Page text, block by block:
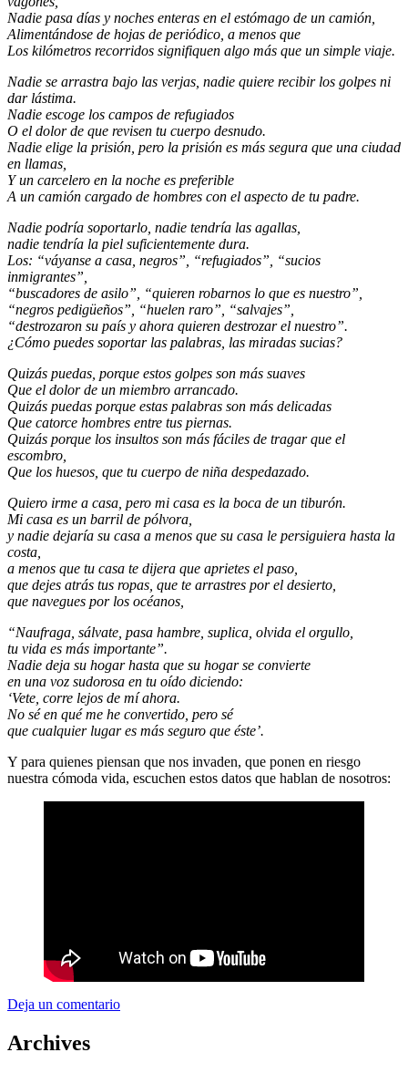
Nadie pasa días y noches enteras en el estómago de un camión,
Alimentándose de hojas de periódico, a menos que
Los kilómetros recorridos signifiquen algo más que un simple viaje.
Nadie se arrastra bajo las verjas, nadie quiere recibir los golpes ni
dar lástima.
Nadie escoge los campos de refugiados
O el dolor de que revisen tu cuerpo desnudo.
Nadie elige la prisión, pero la prisión es más segura que una ciudad
en llamas,
Y un carcelero en la noche es preferible
A un camión cargado de hombres con el aspecto de tu padre.
Nadie podría soportarlo, nadie tendría las agallas,
nadie tendría la piel suficientemente dura.
Los: “váyanse a casa, negros”, “refugiados”, “sucios
inmigrantes”,
“buscadores de asilo”, “quieren robarnos lo que es nuestro”,
“negros pedigüeños”, “huelen raro”, “salvajes”,
“destrozaron su país y ahora quieren destrozar el nuestro”.
¿Cómo puedes soportar las palabras, las miradas sucias?
Quizás puedas, porque estos golpes son más suaves
Que el dolor de un miembro arrancado.
Quizás puedas porque estas palabras son más delicadas
Que catorce hombres entre tus piernas.
Quizás porque los insultos son más fáciles de tragar que el
escombro,
Que los huesos, que tu cuerpo de niña despedazado.
Quiero irme a casa, pero mi casa es la boca de un tiburón.
Mi casa es un barril de pólvora,
y nadie dejaría su casa a menos que su casa le persiguiera hasta la
costa,
a menos que tu casa te dijera que aprietes el paso,
que dejes atrás tus ropas, que te arrastres por el desierto,
que navegues por los océanos,
“Naufraga, sálvate, pasa hambre, suplica, olvida el orgullo,
tu vida es más importante”.
Nadie deja su hogar hasta que su hogar se convierte
en una voz sudorosa en tu oído diciendo:
‘Vete, corre lejos de mí ahora.
No sé en qué me he convertido, pero sé
que cualquier lugar es más seguro que éste’.
Y para quienes piensan que nos invaden, que ponen en riesgo
nuestra cómoda vida, escuchen estos datos que hablan de nosotros:
Deja un comentario
Archives